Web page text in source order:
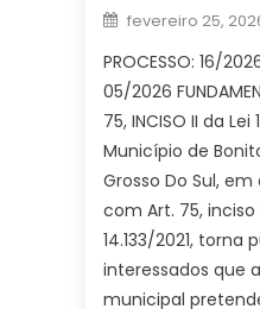
Posted
on
fevereiro 25,
PROCESSO: 16/
05/2026
75, INCISO II da Lei
Município de
Grosso Do Sul,
com Art. 75, inciso
14.133/2021, torna
interessados que
municipal